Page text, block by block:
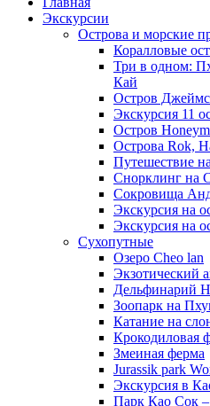
Экскурсии
Острова и морские
Коралловые
Три в одном:
Кай
Остров
Экскурсия 11
Остров
Острова Rok,
Путешествие
Снорклинг на
Сокровища
Экскурсия на
Экскурсия на
Сухопутные
Озеро Cheo lan
Экзотический
Дельфинарий
Зоопарк на
Катание на
Крокодиловая
Змеиная ферма
Jurassik park
Экскурсия в
Парк Као Сок –